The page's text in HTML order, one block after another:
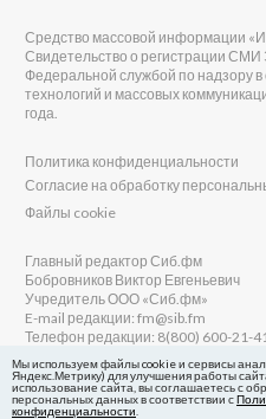
Средство массовой информации
Свидетельство о регистрации
Федеральной службой по надзору
технологий и массовых
года.
Политика конфиденциальности
Согласие на обработку
Файлы cookie
Главный редактор Сиб.фм
Бобровников Виктор Евгеньевич
Учредитель ООО «Сиб.фм»
E-mail редакции: fm@sib.fm
Телефон редакции: 8(800) 600-21-41
Сайт разработан и поддерживается
Мы используем файлы cookie и сервисы
Яндекс.Метрику) для улучшения работы
использование сайта, вы соглашаетесь с
персональных данных в соответствии с
конфиденциальности